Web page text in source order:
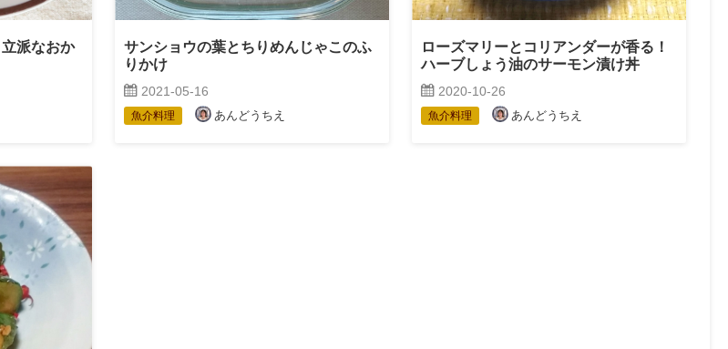
派なおか
サンショウの葉とちりめんじゃこのふ
りかけ
2021-05-16
魚介料理 あんどうちえ
ローズマリーとコリアンダーが香る！
ハーブしょう油のサーモン漬け丼
2020-10-26
魚介料理 あんどうちえ